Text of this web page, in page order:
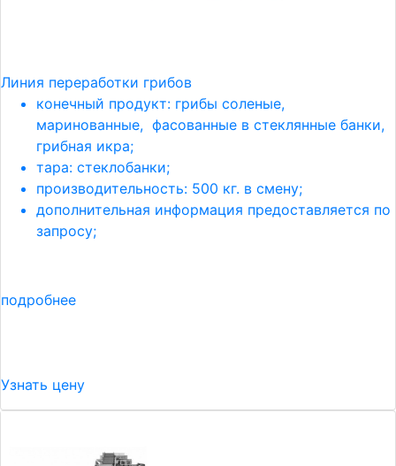
Линия переработки грибов
конечный продукт: грибы соленые,
маринованные, фасованные в стеклянные банки,
грибная икра;
тара: стеклобанки;
производительность: 500 кг. в смену;
дополнительная информация предоставляется по
запросу;
подробнее
Узнать цену